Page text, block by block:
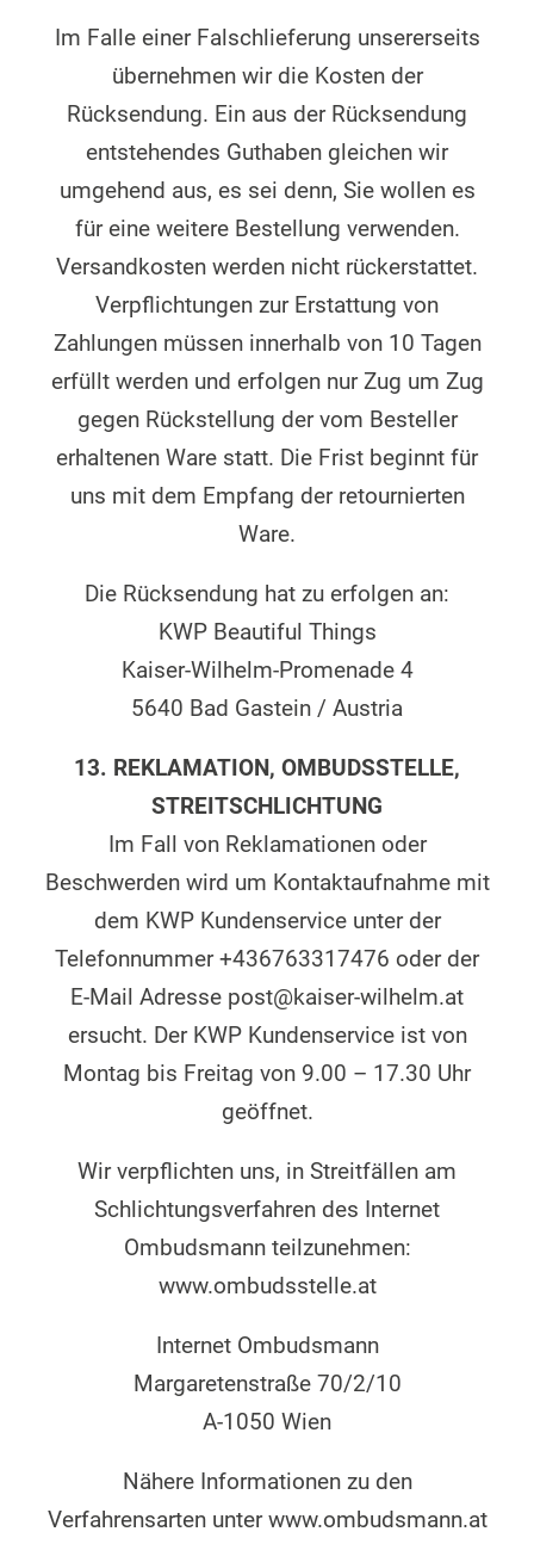
Im Falle einer Falschlieferung unsererseits
übernehmen wir die Kosten der
Rücksendung. Ein aus der Rücksendung
entstehendes Guthaben gleichen wir
umgehend aus, es sei denn, Sie wollen es
für eine weitere Bestellung verwenden.
Versandkosten werden nicht rückerstattet.
Verpflichtungen zur Erstattung von
Zahlungen müssen innerhalb von 10 Tagen
erfüllt werden und erfolgen nur Zug um Zug
gegen Rückstellung der vom Besteller
erhaltenen Ware statt. Die Frist beginnt für
uns mit dem Empfang der retournierten
Ware.
Die Rücksendung hat zu erfolgen an:
KWP Beautiful Things
Kaiser-Wilhelm-Promenade 4
5640 Bad Gastein / Austria
13. REKLAMATION, OMBUDSSTELLE,
STREITSCHLICHTUNG
Im Fall von Reklamationen oder
Beschwerden wird um Kontaktaufnahme mit
dem KWP Kundenservice unter der
Telefonnummer +436763317476 oder der
E-Mail Adresse post@kaiser-wilhelm.at
ersucht. Der KWP Kundenservice ist von
Montag bis Freitag von 9.00 – 17.30 Uhr
geöffnet.
Wir verpflichten uns, in Streitfällen am
Schlichtungsverfahren des Internet
Ombudsmann teilzunehmen:
www.ombudsstelle.at
Internet Ombudsmann
Margaretenstraße 70/2/10
A-1050 Wien
Nähere Informationen zu den
Verfahrensarten unter www.ombudsmann.at